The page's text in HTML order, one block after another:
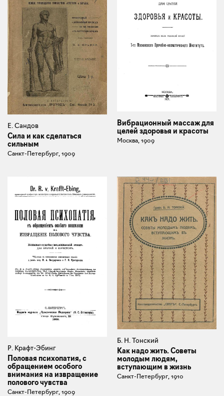
Е. Сандов
Сила и как сделаться
сильным
Санкт-Петербург, 1909
Вибрационный массаж для
целей здоровья и красоты
Москва, 1909
Р. Крафт-Эбинг
Половая психопатия, с
обращением особого
внимания на извращение
полового чувства
Санкт-Петербург, 1909
Б. Н. Тонский
Как надо жить. Советы
молодым людям,
вступающим в жизнь
Санкт-Петербург, 1910